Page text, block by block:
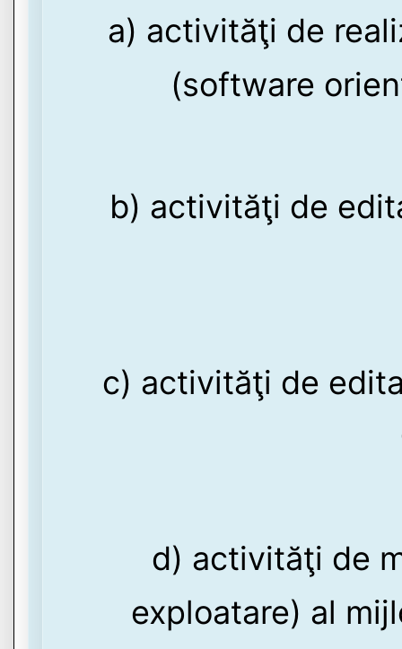
a) activităţi de
(software
b) activităţi de
c) activităţi de
d) activităţi de
exploatare) al